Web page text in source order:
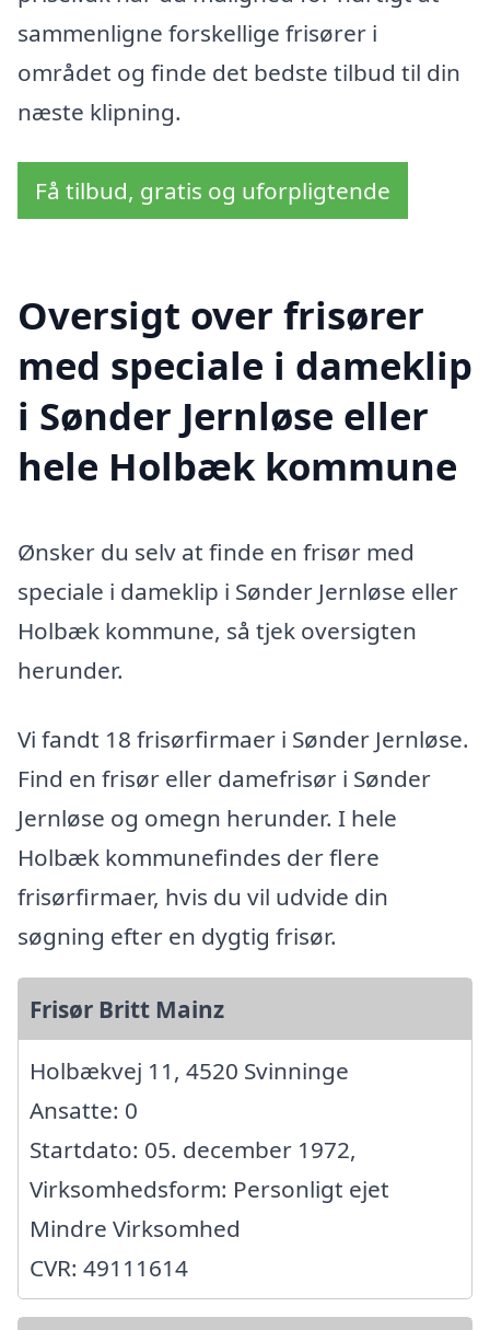
sammenligne forskellige frisører i
området og finde det bedste tilbud til din
næste klipning.
Få tilbud, gratis og uforpligtende
Oversigt over frisører
med speciale i dameklip
i Sønder Jernløse eller
hele Holbæk kommune
Ønsker du selv at finde en frisør med
speciale i dameklip i Sønder Jernløse eller
Holbæk kommune, så tjek oversigten
herunder.
Vi fandt 18 frisørfirmaer i Sønder Jernløse.
Find en frisør eller damefrisør i Sønder
Jernløse og omegn herunder. I hele
Holbæk kommunefindes der flere
frisørfirmaer, hvis du vil udvide din
søgning efter en dygtig frisør.
Frisør Britt Mainz
Holbækvej 11, 4520 Svinninge
Ansatte: 0
Startdato: 05. december 1972,
Virksomhedsform: Personligt ejet
Mindre Virksomhed
CVR: 49111614